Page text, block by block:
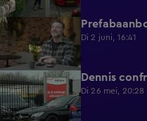
1:02
Di 2 juni, 16:41
6:04 Dennis
Di 26 mei, 20:28